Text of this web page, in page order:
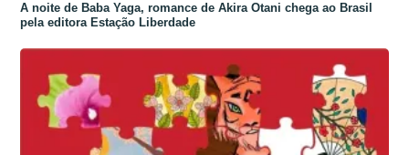
A noite de Baba Yaga, romance de Akira Otani chega ao Brasil
pela editora Estação Liberdade